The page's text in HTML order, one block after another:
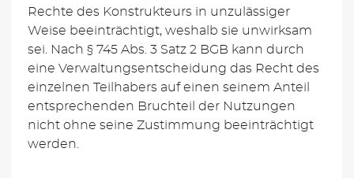
Rechte des Konstrukteurs in unzulässiger
Weise beeinträchtigt, weshalb sie unwirksam
sei. Nach § 745 Abs. 3 Satz 2 BGB kann durch
eine Verwaltungsentscheidung das Recht des
einzelnen Teilhabers auf einen seinem Anteil
entsprechenden Bruchteil der Nutzungen
nicht ohne seine Zustimmung beeinträchtigt
werden.